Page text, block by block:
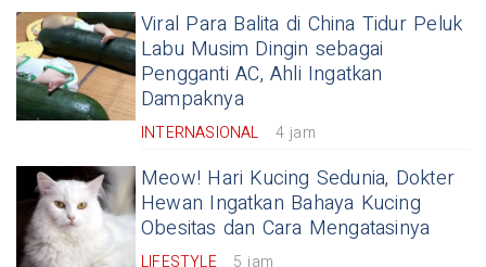
Viral Para Balita di China Tidur Peluk
Labu Musim Dingin sebagai
Pengganti AC, Ahli Ingatkan
Dampaknya
INTERNASIONAL 4 jam
Meow! Hari Kucing Sedunia, Dokter
Hewan Ingatkan Bahaya Kucing
Obesitas dan Cara Mengatasinya
LIFESTYLE 5 jam